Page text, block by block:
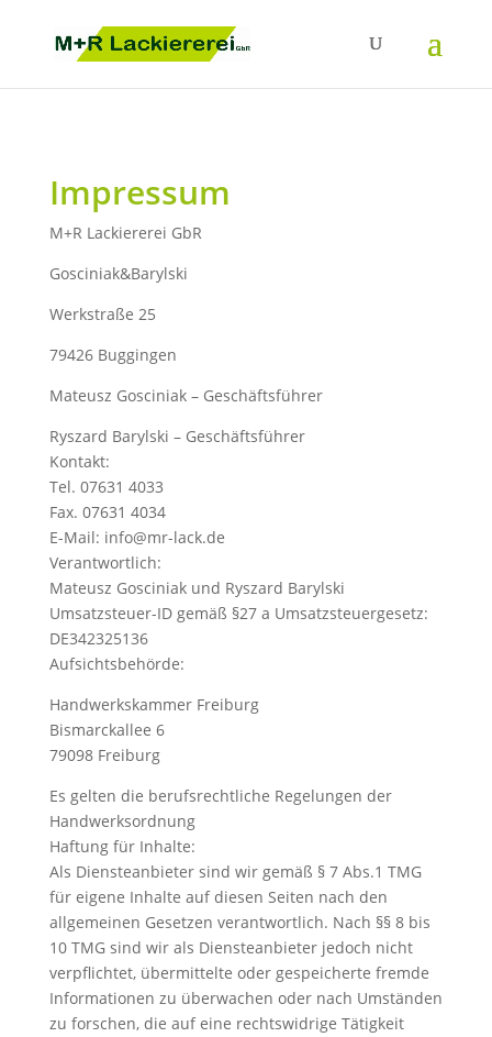
Impressum
M+R Lackiererei GbR
Gosciniak&Barylski
Werkstraße 25
79426 Buggingen
Mateusz Gosciniak – Geschäftsführer
Ryszard Barylski – Geschäftsführer
Kontakt:
Tel. 07631 4033
Fax. 07631 4034
E-Mail: info@mr-lack.de
Verantwortlich:
Mateusz Gosciniak und Ryszard Barylski
Umsatzsteuer-ID gemäß §27 a Umsatzsteuergesetz:
DE342325136
Aufsichtsbehörde:
Handwerkskammer Freiburg
Bismarckallee 6
79098 Freiburg
Es gelten die berufsrechtliche Regelungen der
Handwerksordnung
Haftung für Inhalte:
Als Diensteanbieter sind wir gemäß § 7 Abs.1 TMG
für eigene Inhalte auf diesen Seiten nach den
allgemeinen Gesetzen verantwortlich. Nach §§ 8 bis
10 TMG sind wir als Diensteanbieter jedoch nicht
verpflichtet, übermittelte oder gespeicherte fremde
Informationen zu überwachen oder nach Umständen
zu forschen, die auf eine rechtswidrige Tätigkeit